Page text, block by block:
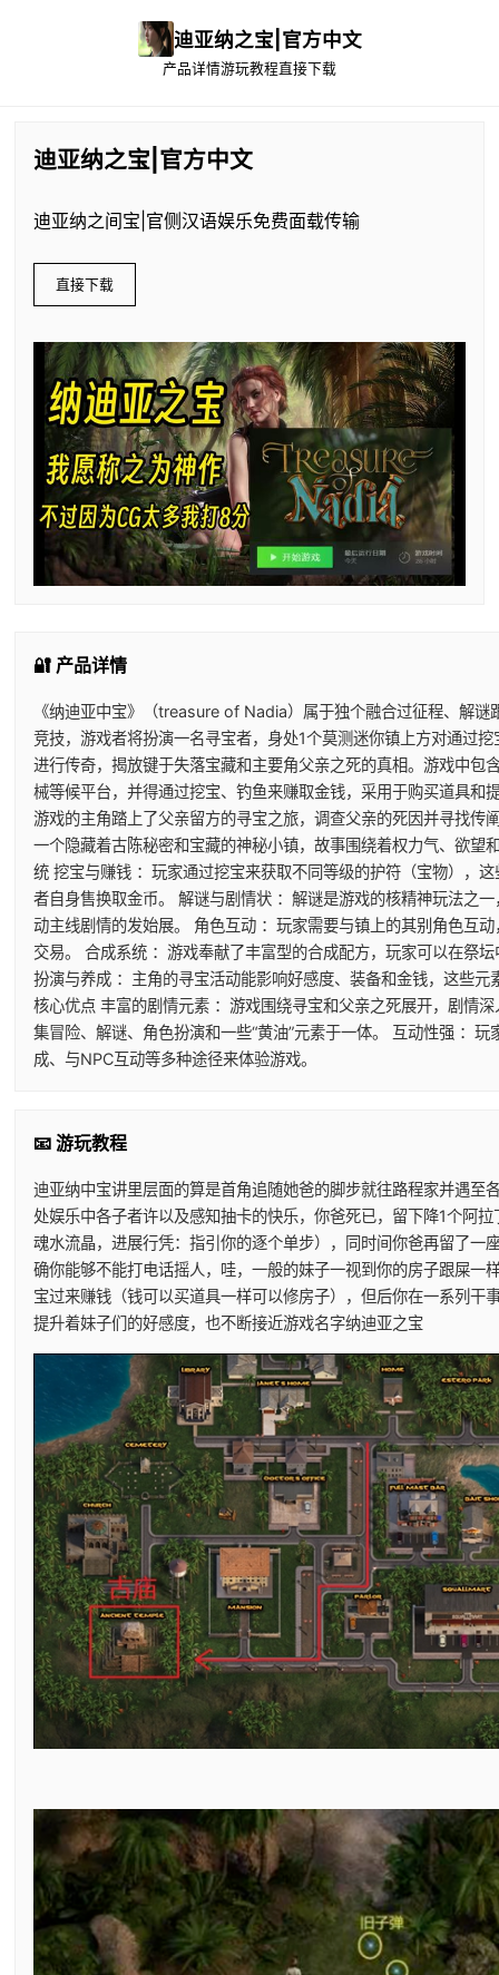
迪亚纳之宝|官方中文
产品详情游玩教程直接下载
迪亚纳之宝|官方中文
迪亚纳之间宝|官侧汉语娱乐免费面载传输
直接下载
🔐 产品详情
《纳迪亚中宝》（treasure of Nadia）属于独个融合过征程、解谜
竞技，游戏者将扮演一名寻宝者，身处1个莫测迷你镇上方对通过
进行传奇，揭放键于失落宝藏和主要角父亲之死的真相。游戏中包
械等候平台，并得通过挖宝、钓鱼来赚取金钱，采用于购买道具和
游戏的主角踏上了父亲留方的寻宝之旅，调查父亲的死因并寻找传
一个隐藏着古陈秘密和宝藏的神秘小镇，故事围绕着权力气、欲望
统 挖宝与赚钱 ：玩家通过挖宝来获取不同等级的护符（宝物），
者自身售换取金币。 解谜与剧情状 ：解谜是游戏的核精神玩法之
动主线剧情的发始展。 角色互动 ：玩家需要与镇上的其别角色互
交易。 合成系统 ：游戏奉献了丰富型的合成配方，玩家可以在祭
扮演与养成 ：主角的寻宝活动能影响好感度、装备和金钱，这些元
核心优点 丰富的剧情元素 ：游戏围绕寻宝和父亲之死展开，剧情
集冒险、解谜、角色扮演和一些“黄油”元素于一体。 互动性强 ：玩
成、与NPC互动等多种途径来体验游戏。
📧 游玩教程
迪亚纳中宝讲里层面的算是首角追随她爸的脚步就往路程家并遇至
处娱乐中各子者许以及感知抽卡的快乐，你爸死已，留下降1个阿
魂水流晶，进展行凭：指引你的逐个单步），同时间你爸再留了一
确你能够不能打电话摇人，哇，一般的妹子一视到你的房子跟屎一
宝过来赚钱（钱可以买道具一样可以修房子），但后你在一系列干
提升着妹子们的好感度，也不断接近游戏名字纳迪亚之宝